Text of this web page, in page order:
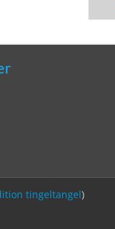
tingeltangel)